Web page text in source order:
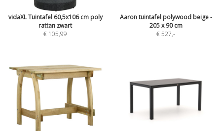
vidaXL Tuintafel 60,5x106 cm poly
rattan zwart
€ 105,99
Aaron tuintafel polywood beige -
205 x 90 cm
€ 527,-